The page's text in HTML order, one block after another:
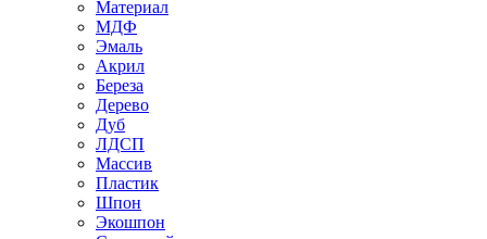
Материал
МДФ
Эмаль
Акрил
Береза
Дерево
Дуб
ЛДСП
Массив
Пластик
Шпон
Экошпон